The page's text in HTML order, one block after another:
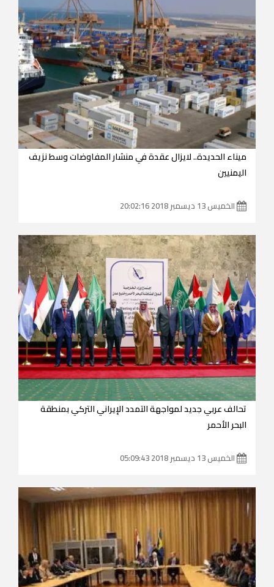
ميناء الحديدة.. لايزال عقدة في منشار المفاوضات وسط نزيف
اليمنيين
الخميس 13 ديسمبر 2018 20:02:16
تحالف عربي جديد لمواجهة التمدد الإيراني التركي بمنطقة
البحر الأحمر
الخميس 13 ديسمبر 2018 05:09:43